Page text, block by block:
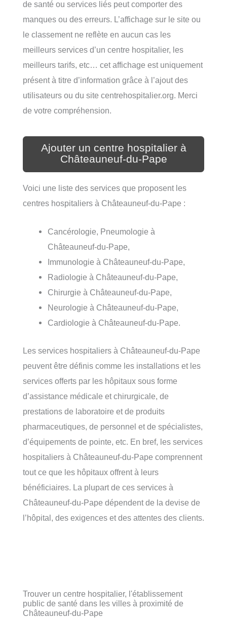
de santé ou services liés peut comporter des
manques ou des erreurs. L’affichage sur le site ou
le classement ne reflète en aucun cas les
meilleurs services d’un centre hospitalier, les
meilleurs tarifs, etc… cet affichage est uniquement
présent à titre d’information grâce à l’ajout des
utilisateurs ou du site centrehospitalier.org. Merci
de votre compréhension.
Ajouter un centre hospitalier à
Châteauneuf-du-Pape
Voici une liste des services que proposent les
centres hospitaliers à Châteauneuf-du-Pape :
Cancérologie, Pneumologie à
Châteauneuf-du-Pape,
Immunologie à Châteauneuf-du-Pape,
Radiologie à Châteauneuf-du-Pape,
Chirurgie à Châteauneuf-du-Pape,
Neurologie à Châteauneuf-du-Pape,
Cardiologie à Châteauneuf-du-Pape.
Les services hospitaliers à Châteauneuf-du-Pape
peuvent être définis comme les installations et les
services offerts par les hôpitaux sous forme
d’assistance médicale et chirurgicale, de
prestations de laboratoire et de produits
pharmaceutiques, de personnel et de spécialistes,
d’équipements de pointe, etc. En bref, les services
hospitaliers à Châteauneuf-du-Pape comprennent
tout ce que les hôpitaux offrent à leurs
bénéficiaires. La plupart de ces services à
Châteauneuf-du-Pape dépendent de la devise de
l’hôpital, des exigences et des attentes des clients.
Trouver un centre hospitalier, l'établissement
public de santé dans les villes à proximité de
Châteauneuf-du-Pape